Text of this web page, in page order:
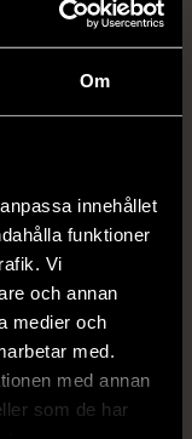
Om
innehållet
funktioner
Vi
och annan
medier och
med.
med annan
som de har
är av fin
mindre